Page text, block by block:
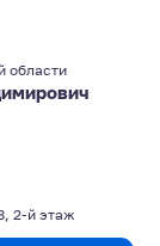
области
2-й этаж